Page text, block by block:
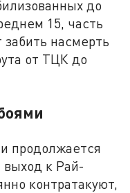
до
15, часть
забить насмерть
от ТЦК до
продолжается
выход к Рай-
контратакуют,